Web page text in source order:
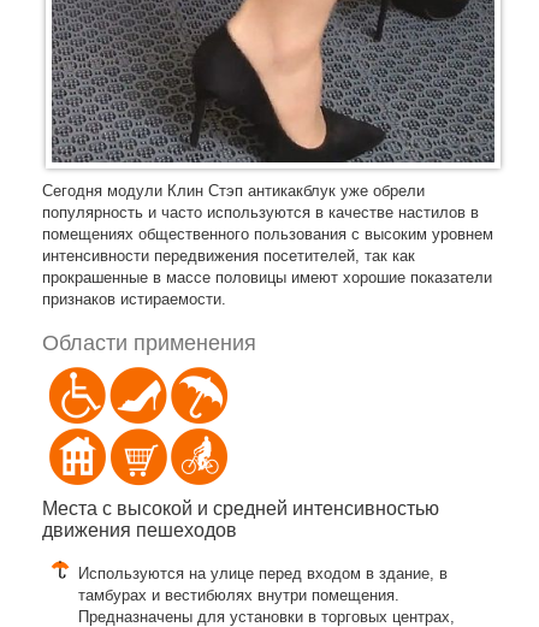
Сегодня модули Клин Стэп антикакблук уже обрели
популярность и часто используются в качестве настилов в
помещениях общественного пользования с высоким уровнем
интенсивности передвижения посетителей, так как
прокрашенные в массе половицы имеют хорошие показатели
признаков истираемости.
Области применения
Места с высокой и средней интенсивностью
движения пешеходов
Используются на улице перед входом в здание, в
тамбурах и вестибюлях внутри помещения.
Предназначены для установки в торговых центрах,